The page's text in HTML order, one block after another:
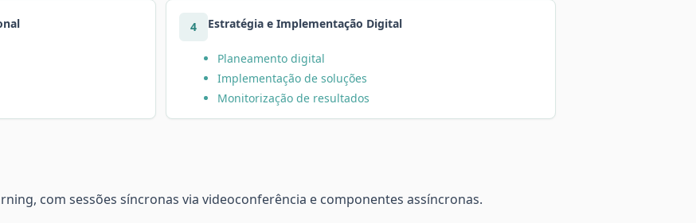
4 Estratégia e Implementação Digital
Planeamento digital
Implementação de soluções
Monitorização de resultados
com sessões síncronas via videoconferência e componentes assíncronas.